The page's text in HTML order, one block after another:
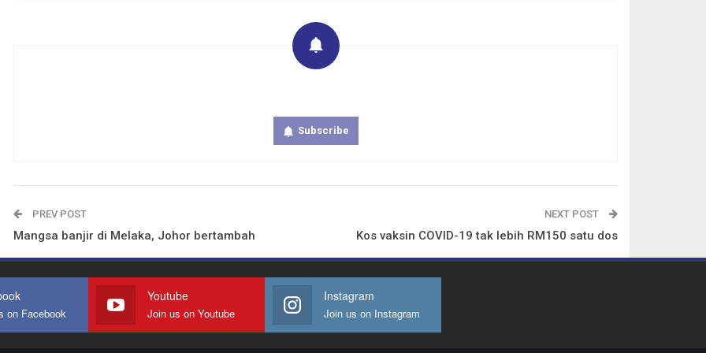
Subscribe
PREV POST
Mangsa banjir di Melaka, Johor bertambah
NEXT POST
Kos vaksin COVID-19 tak lebih RM150 satu dos
on Facebook
Youtube
Join us on Youtube
Instagram
Join us on Instagram